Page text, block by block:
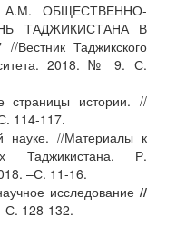
А.М. ОБЩЕСТВЕННО-
ТАДЖИКИСТАНА В
Таджикского
2018. № 9. С.
истории. //
114-117.
науке. //Материалы к
Таджикистана. Р.
–С. 11-16.
исследование //
128-132.